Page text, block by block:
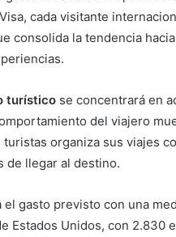
Visa, cada visitante
consolida la tendencia
turístico se concentrará en
del viajero
organiza sus viajes
de llegar al destino.
gasto previsto con una
Estados Unidos, con 2.830